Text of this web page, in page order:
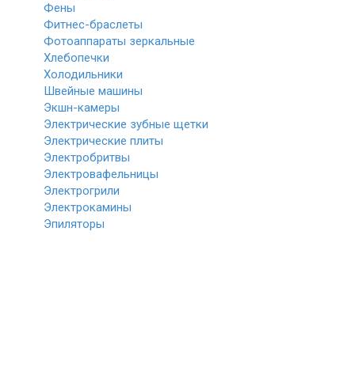
Фены
Фитнес-браслеты
Фотоаппараты зеркальные
Хлебопечки
Холодильники
Швейные машины
Экшн-камеры
Электрические зубные щетки
Электрические плиты
Электробритвы
Электровафельницы
Электрогрили
Электрокамины
Эпиляторы